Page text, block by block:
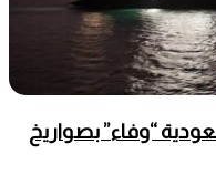
“وفاء” بصواريخ